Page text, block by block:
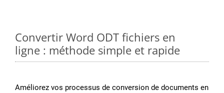
Convertir Word ODT fichiers en
ligne : méthode simple et rapide
Améliorez vos processus de conversion de documents en